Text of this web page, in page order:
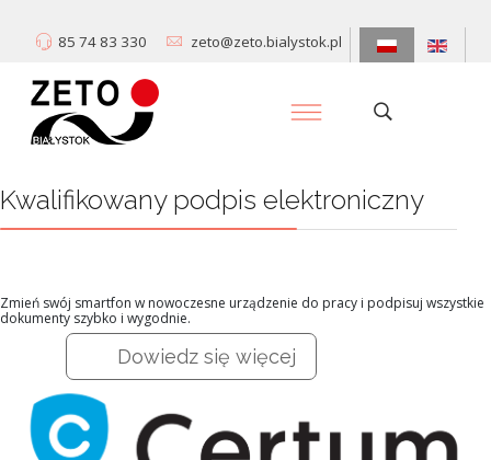
85 74 83 330 zeto@zeto.bialystok.pl
Kwalifikowany podpis elektroniczny
Zmień swój smartfon w nowoczesne urządzenie do pracy i podpisuj wszystkie
dokumenty szybko i wygodnie.
Dowiedz się więcej